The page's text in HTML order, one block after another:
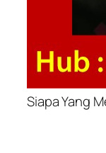
Siapa Yang